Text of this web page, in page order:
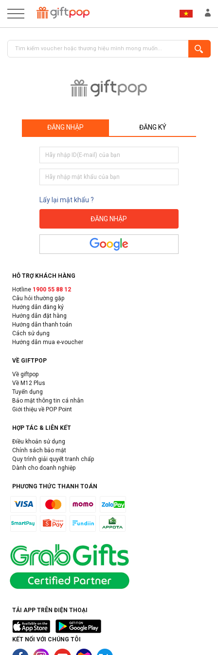
ĐĂNG NHẬP ĐĂNG KÝ
Lấy lại mật khẩu ?
HỖ TRỢ KHÁCH HÀNG
Hotline 1900 55 88 12
Câu hỏi thường gặp
Hướng dẫn đăng ký
Hướng dẫn đặt hàng
Hướng dẫn thanh toán
Cách sử dụng
Hướng dẫn mua e-voucher
VỀ GIFTPOP
Về giftpop
Về M12 Plus
Tuyển dụng
Bảo mật thông tin cá nhân
Giới thiệu về POP Point
HỢP TÁC & LIÊN KẾT
Điều khoản sử dụng
Chính sách bảo mật
Quy trình giải quyết tranh chấp
Dành cho doanh nghiệp
PHƯƠNG THỨC THANH TOÁN
TẢI APP TRÊN ĐIỆN THOẠI
KẾT NỐI VỚI CHÚNG TÔI